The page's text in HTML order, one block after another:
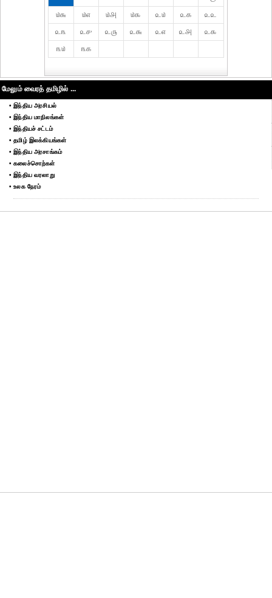
௰௬
௰௭ ௰௮ ௰௯ ௨௰ ௨௧
௨௨
௨௩
௨௪ ௨௫ ௨௬ ௨௭ ௨௮
௨௯
௩௰
௩௧
மேலும் வைரத் தமிழில் ...
• இந்திய அரசியல்
• இந்திய மாநிலங்கள்
• இந்தியச் சட்டம்
• தமிழ் இலக்கியங்கள்
• இந்திய அரசாங்கம்
• கலைச்சொற்கள்
• இந்திய வரலாறு
• உலக நேரம்